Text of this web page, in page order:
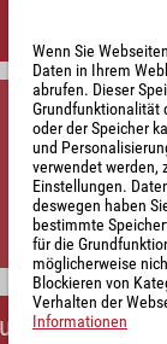
Wenn Sie
Daten in Ihrem
abrufen. Dieser
Grundfunktionalität
oder der Speicher
und
verwendet werden,
Einstellungen.
deswegen haben
bestimmte
für die
möglicherweise
Blockieren von
Verhalten der
Informationen